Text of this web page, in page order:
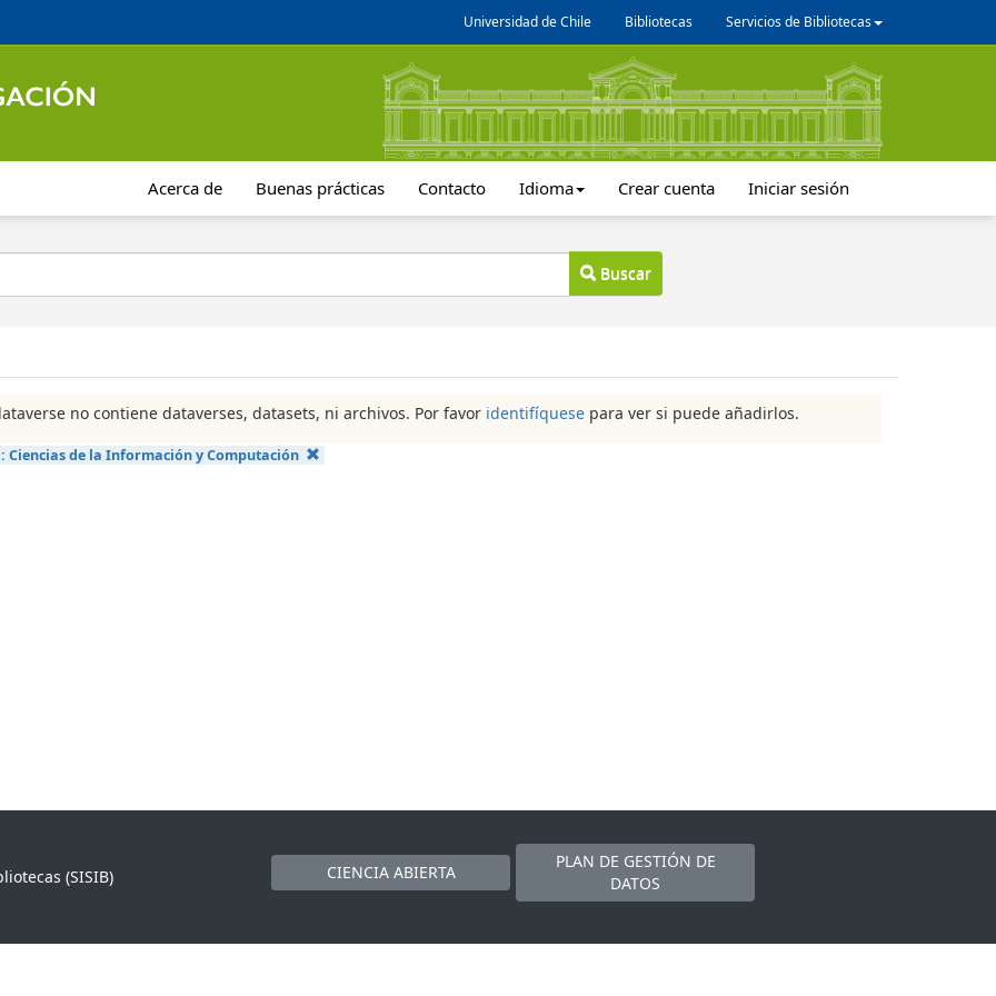
Universidad de Chile Bibliotecas Servicios de Bibliotecas
Acerca de Buenas prácticas Contacto Idioma Crear cuenta Iniciar sesión
Buscar
no contiene dataverses, datasets, ni archivos. Por favor identifíquese para ver si puede añadirlos.
Ciencias de la Información y Computación
(SISIB)
CIENCIA ABIERTA
PLAN DE GESTIÓN DE
DATOS